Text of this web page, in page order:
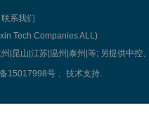
联系我们
Tech Companies ALL)
|昆山|江苏|温州|泰州|等; 另提供中控
15017998号 、技术支持.